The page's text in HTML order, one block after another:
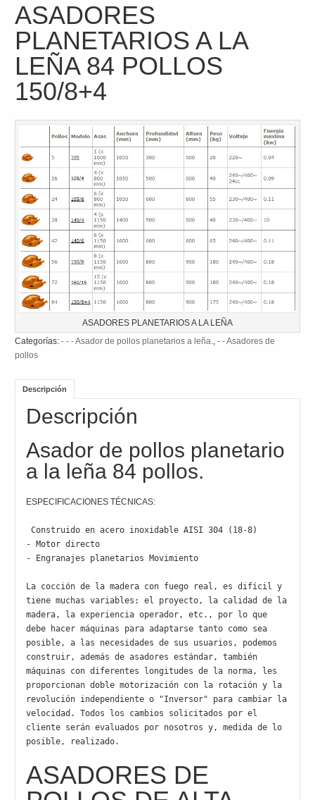
ASADORES
PLANETARIOS A LA
LEÑA 84 POLLOS
150/8+4
ASADORES PLANETARIOS A LA LEÑA
Categorías:- - - Asador de pollos planetarios a leña. ,- - Asadores de
pollos
Descripción
Descripción
Asador de pollos planetario
a la leña 84 pollos.
ESPECIFICACIONES TÉCNICAS:
Construido en acero inoxidable AISI 304 (18-8)
- Motor directo
- Engranajes planetarios Movimiento
La cocción de la madera con fuego real, es difícil y
tiene muchas variables: el proyecto, la calidad de la
madera, la experiencia operador, etc., por lo que
debe hacer máquinas para adaptarse tanto como sea
posible, a las necesidades de sus usuarios, podemos
construir, además de asadores estándar, también
máquinas con diferentes longitudes de la norma, les
proporcionan doble motorización con la rotación y la
revolución independiente o "Inversor" para cambiar la
velocidad. Todos los cambios solicitados por el
cliente serán evaluados por nosotros y, medida de lo
posible, realizado.
ASADORES DE